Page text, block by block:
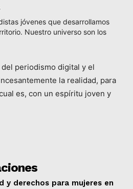
jóvenes que desarrollamos
Nuestro universo son los
periodismo digital y el
la realidad, para
es, con un espíritu joven y
y derechos para mujeres en